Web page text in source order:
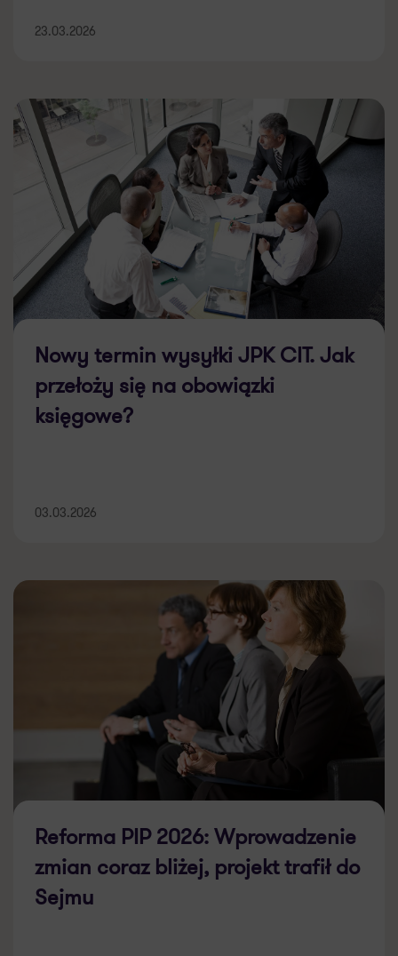
23.03.2026
Nowy termin wysyłki JPK CIT. Jak
przełoży się na obowiązki
księgowe?
03.03.2026
Reforma PIP 2026: Wprowadzenie
zmian coraz bliżej, projekt trafił do
Sejmu